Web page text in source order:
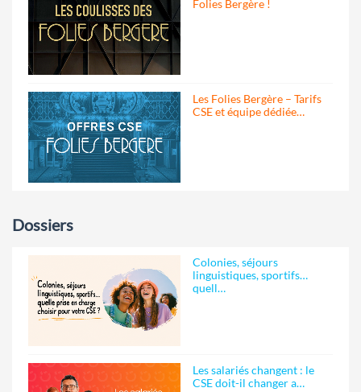
Folies Bergère !
Les Folies Bergère – Tarifs
CSE et équipe dédiée…
Dossiers
Colonies, séjours
linguistiques, sportifs…
quell…
Les salariés changent : le
CSE doit-il changer a…